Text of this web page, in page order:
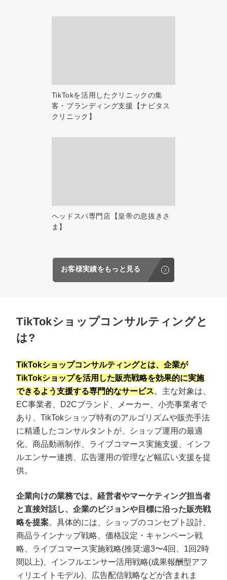
TikTokを活用したクリニックの集
客・ブランディング支援【ナビタス
クリニック】
ヘッドスパ専門店【皇帝の息抜きさ
ま】
お客様実績をもっと見る
TikTokショップコンサルティングと
は?
TikTokショップコンサルティングとは、企業が
TikTokショップを活用した販売戦略を効果的に実施
できるよう支援する専門的なサービス。主な対象は、
EC事業者、D2Cブランド、メーカー、小売事業者で
あり、TikTokショップ特有のアルゴリズムや販売手法
に精通したコンサルタントが、ショップ運用の最適
化、商品動画制作、ライブコマース実施支援、インフ
ルエンサー連携、広告運用の管理など幅広い支援を提
供。
企業向けの業務では、経営者やマーケティング担当者
と直接対話し、企業のビジョンや目標に沿った販売戦
略を提案。具体的には、ショップのコンセプト設計、
商品ラインナップ戦略、価格設定・キャンペーン戦
略、ライブコマース実施戦略(推奨:週3〜4回、1回2時
間以上)、インフルエンサー活用戦略(成果報酬型アフ
ィリエイトモデル)、広告配信戦略などが含まれま